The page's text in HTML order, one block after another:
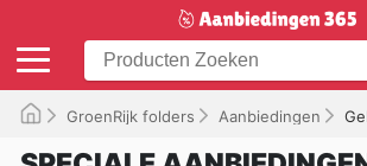
GroenRijk folders Aanbiedingen